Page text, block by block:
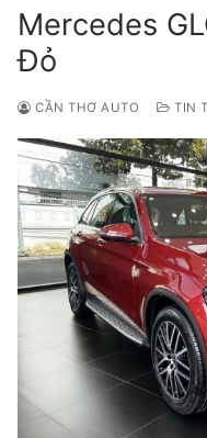
Mercedes
Đỏ
CẦN THƠ AUTO TIN